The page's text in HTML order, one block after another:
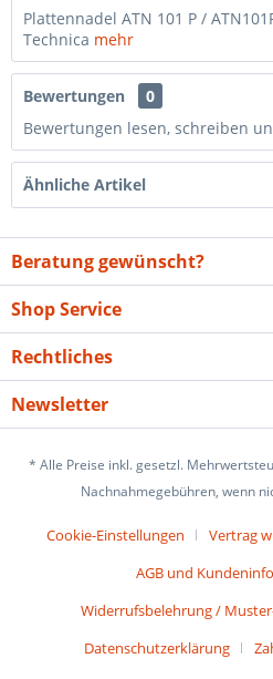
Plattennadel ATN 101 P /
Technica mehr
Bewertungen
0
Bewertungen lesen, schreiben
Ähnliche Artikel
Beratung gewünscht?
Shop Service
Rechtliches
Newsletter
* Alle Preise inkl. gesetzl.
Nachnahmegebühren, wenn
Cookie-Einstellungen Vertrag
AGB und
Widerrufsbelehrung /
Datenschutzerklärung